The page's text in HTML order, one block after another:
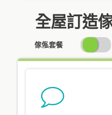
全屋訂造
傢俬套餐
SWITCH
PRICING